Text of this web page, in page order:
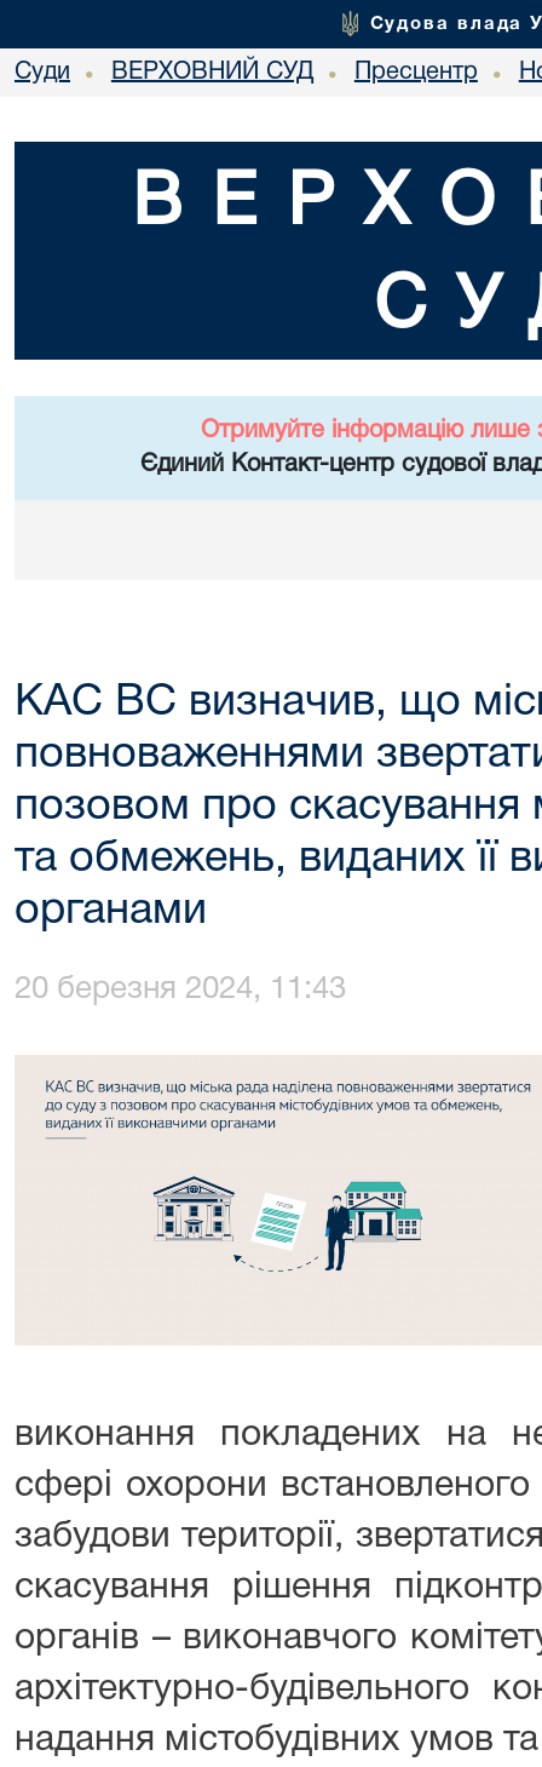
Судова влада
Суди • ВЕРХОВНИЙ СУД • Пресцентр •
Отримуйте інформацію лише
Єдиний Контакт-центр судової
КАС ВС визначив, що
повноваженнями
позовом про скасування
та обмежень, виданих її
органами
20 березня 2024, 11:43
виконання покладених на
сфері охорони
забудови території,
скасування рішення
органів – виконавчого
архітектурно-
надання містобудівних умов